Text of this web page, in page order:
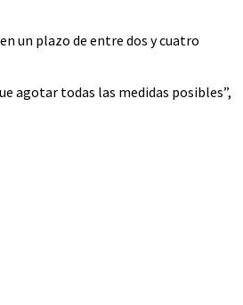
un plazo de entre dos y cuatro
agotar todas las medidas posibles”,